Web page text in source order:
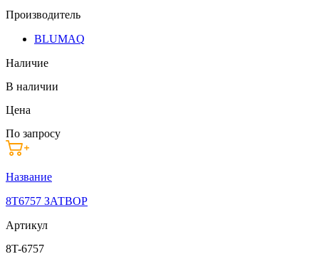
Производитель
BLUMAQ
Наличие
В наличии
Цена
По запросу
Название
8T6757 ЗАТВОР
Артикул
8T-6757